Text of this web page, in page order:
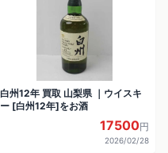
白州12年 買取 山梨県 ｜ウイスキ
ー [白州12年]をお酒
17500円
2026/02/28